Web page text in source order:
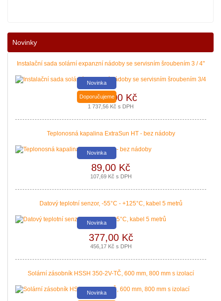
a kotle jsou vyhlášeny. Příjem žádostí začíná 12. 10. 2021.
Zajistěte si pro vás levnější a pohodlnější vytápění a provoz
domácnosti.
Nová zelená úsporám a Kotlíkové dotace snadno s PROPULS
zelená úsporám a Kotlíkové dotace.
více zde ..
Novinky
Instalační sada solární expanzní nádoby se servisním šroubením 3 / 4"
Novinka
Doporučujeme
1 436,00 Kč
1 737,56 Kč s DPH
Teplonosná kapalina ExtraSun HT - bez nádoby
Novinka
89,00 Kč
107,69 Kč s DPH
Datový teplotní senzor, -55°C - +125°C, kabel 5 metrů
Novinka
377,00 Kč
456,17 Kč s DPH
Solární zásobník HSSH 350-2V-TČ, 600 mm, 800 mm s izolací
Novinka